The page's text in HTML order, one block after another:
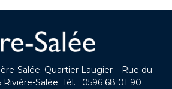
Salée. Quartier Laugier – Rue du
Salée. Tél. : 0596 68 01 90